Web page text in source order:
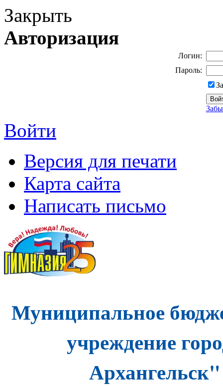
Закрыть
Авторизация
Логин:
Пароль:
Войти
Версия для печати
Карта сайта
Написать письмо
Муниципальное
учреждение